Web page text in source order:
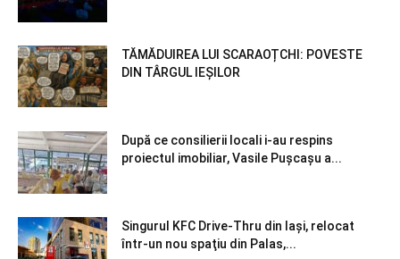
TĂMĂDUIREA LUI SCARAOȚCHI: POVESTE
DIN TÂRGUL IEȘILOR
După ce consilierii locali i-au respins
proiectul imobiliar, Vasile Pușcașu a...
Singurul KFC Drive-Thru din Iași, relocat
într-un nou spaţiu din Palas,...